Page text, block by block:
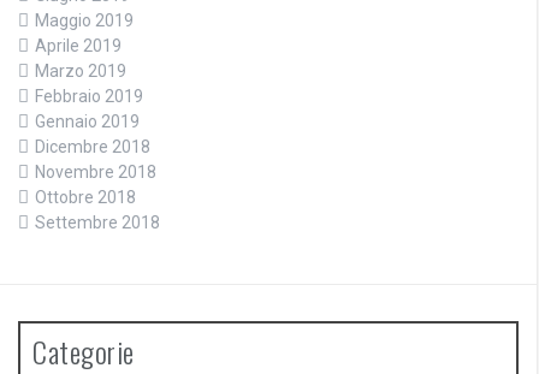
Maggio 2019
Aprile 2019
Marzo 2019
Febbraio 2019
Gennaio 2019
Dicembre 2018
Novembre 2018
Ottobre 2018
Settembre 2018
Categorie